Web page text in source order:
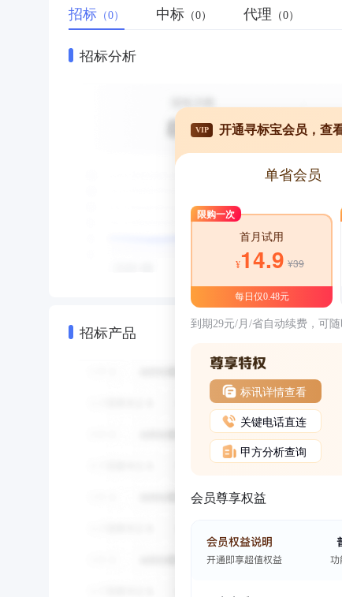
招标 （0） 中标 （0） 代理 （0）
招标分析
招标产品
VIP 开通寻标宝会员，查
单省会员
限购一次
首月试用
¥14.9 ¥39
每日仅0.48元
到期29元/月/省自动续费，可随
标讯详情查看
关键电话直连
甲方分析查询
会员尊享权益